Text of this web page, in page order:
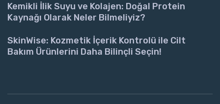
Kemikli İlik Suyu ve Kolajen: Doğal Protein
Kaynağı Olarak Neler Bilmeliyiz?
SkinWise: Kozmetik İçerik Kontrolü ile Cilt
Bakım Ürünlerini Daha Bilinçli Seçin!